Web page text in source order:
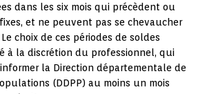
dans les six mois qui précèdent ou
et ne peuvent pas se chevaucher
choix de ces périodes de soldes
à la discrétion du professionnel, qui
la Direction départementale de
(DDPP) au moins un mois